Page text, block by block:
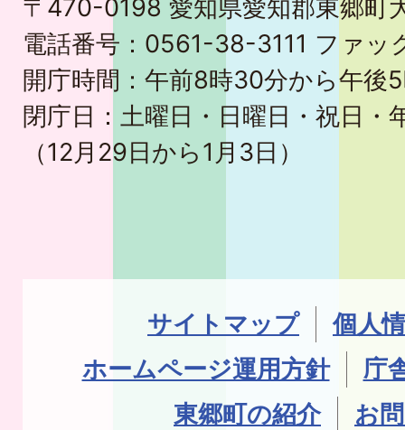
〒470-0198 愛知県愛知郡東郷町
電話番号：0561-38-3111 ファ
開庁時間：午前8時30分から午後
閉庁日：土曜日・日曜日・祝日・
（12月29日から1月3日）
サイトマップ
個人
ホームページ運用方針
庁
東郷町の紹介
お